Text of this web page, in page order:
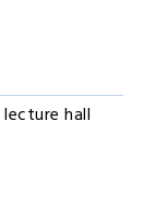
hall